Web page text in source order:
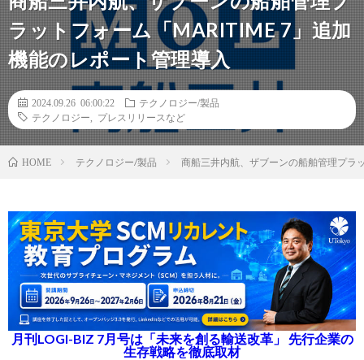
ラットフォーム「MARITIME 7」追加
機能のレポート管理導入
2024.09.26 06:00:22
テクノロジー/製品
テクノロジー
プレスリリースなど
HOME テクノロジー/製品 商船三井内航、ザブーンの船舶管理プラ
月刊LOGI-BIZ 7月号は「未来を創る輸送改革」 先行企業の
生存戦略を徹底取材